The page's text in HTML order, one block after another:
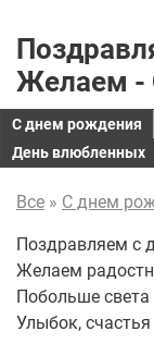
Желаем -
C днем рождения
День влюбленных
Все » C днем
Поздравляем с
Желаем
Побольше света
Улыбок,